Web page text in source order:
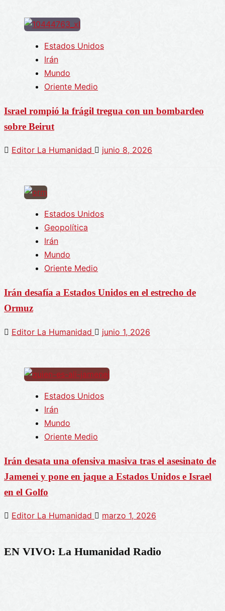
Estados Unidos
Irán
Mundo
Oriente Medio
Israel rompió la frágil tregua con un bombardeo
sobre Beirut
Editor La Humanidad junio 8, 2026
Estados Unidos
Geopolítica
Irán
Mundo
Oriente Medio
Irán desafía a Estados Unidos en el estrecho de
Ormuz
Editor La Humanidad junio 1, 2026
Estados Unidos
Irán
Mundo
Oriente Medio
Irán desata una ofensiva masiva tras el asesinato de
Jamenei y pone en jaque a Estados Unidos e Israel
en el Golfo
Editor La Humanidad marzo 1, 2026
EN VIVO: La Humanidad Radio